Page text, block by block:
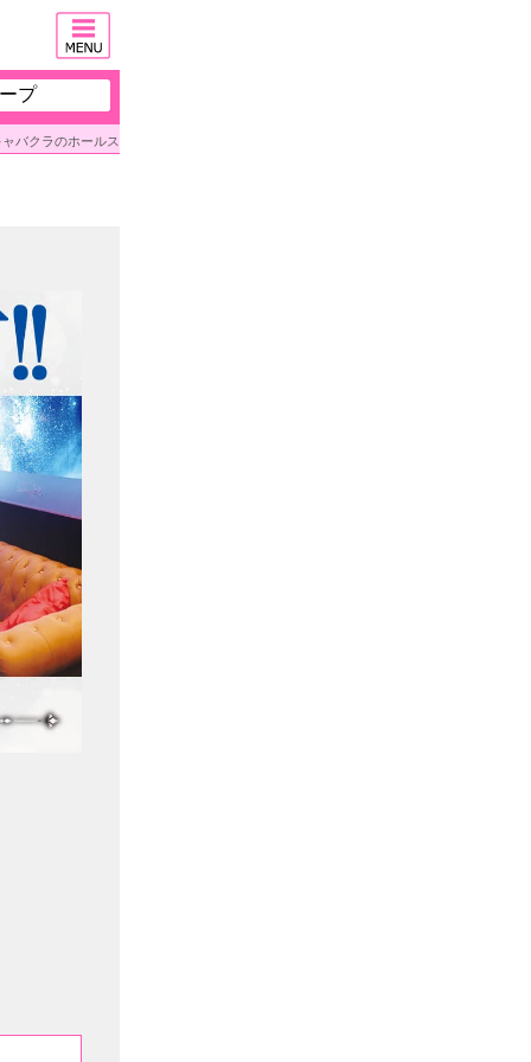
プ
バクラのホールスタッフ〔高収入／残業少なめ〕